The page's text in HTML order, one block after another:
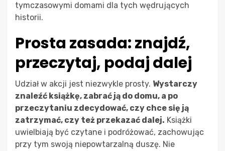
tymczasowymi domami dla tych wędrujących
historii.
Prosta zasada: znajdź,
przeczytaj, podaj dalej
Udział w akcji jest niezwykle prosty. Wystarczy
znaleźć książkę, zabrać ją do domu, a po
przeczytaniu zdecydować, czy chce się ją
zatrzymać, czy też przekazać dalej. Książki
uwielbiają być czytane i podróżować, zachowując
przy tym swoją niepowtarzalną duszę. Nie